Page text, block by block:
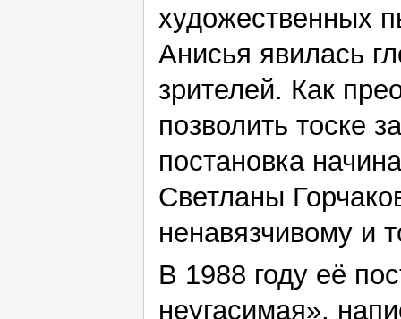
художественных
Анисья явилась
зрителей. Как
позволить тоске
постановка
Светланы
ненавязчивому и
В 1988 году её
неугасимая»,